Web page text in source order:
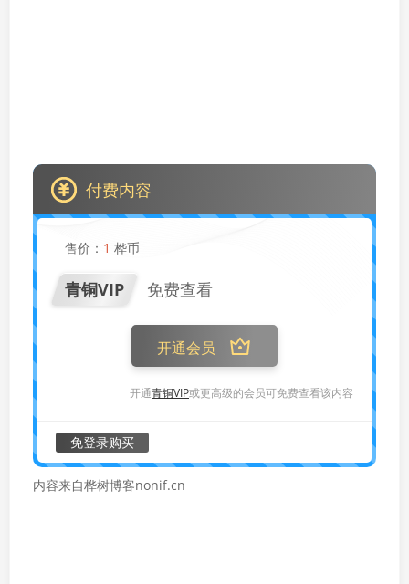
付费内容
售价： 1 桦币
青铜VIP 免费查看
开通会员
开通青铜VIP或更高级的会员可免费查看该内容
免登录购买
内容来自桦树博客nonif.cn